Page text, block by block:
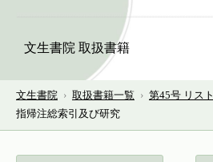
文生書院 取扱書籍
文生書院 › 取扱書籍一覧 › 第45号 リスト
指帰注総索引及び研究